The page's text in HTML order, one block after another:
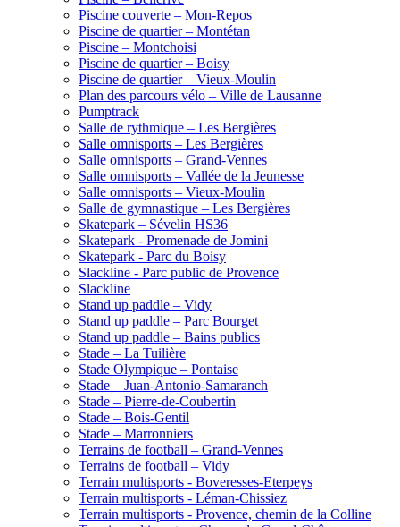
Piscine couverte – Mon-Repos
Piscine de quartier – Montétan
Piscine – Montchoisi
Piscine de quartier – Boisy
Piscine de quartier – Vieux-Moulin
Plan des parcours vélo – Ville de Lausanne
Pumptrack
Salle de rythmique – Les Bergières
Salle omnisports – Les Bergières
Salle omnisports – Grand-Vennes
Salle omnisports – Vallée de la Jeunesse
Salle omnisports – Vieux-Moulin
Salle de gymnastique – Les Bergières
Skatepark – Sévelin HS36
Skatepark - Promenade de Jomini
Skatepark - Parc du Boisy
Slackline - Parc public de Provence
Slackline
Stand up paddle – Vidy
Stand up paddle – Parc Bourget
Stand up paddle – Bains publics
Stade – La Tuilière
Stade Olympique – Pontaise
Stade – Juan-Antonio-Samaranch
Stade – Pierre-de-Coubertin
Stade – Bois-Gentil
Stade – Marronniers
Terrains de football – Grand-Vennes
Terrains de football – Vidy
Terrain multisports - Boveresses-Eterpeys
Terrain multisports - Léman-Chissiez
Terrain multisports - Provence, chemin de la Colline